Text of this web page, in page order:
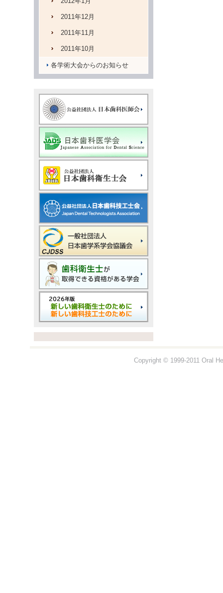
2011年12月
2011年11月
2011年10月
各学術大会からのお知らせ
Copyright © 1999-2011 Oral